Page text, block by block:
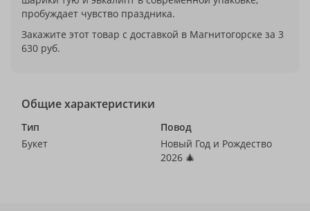
пробуждает чувство праздника.
Закажите этот товар с доставкой в Магнитогорске за 3
630 руб.
Общие характеристики
Тип
Букет
Повод
Новый Год и Рождество
2026 🎄